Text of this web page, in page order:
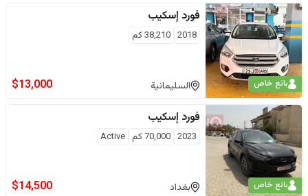
بائع خاص
فورد إسكيب
2018
38,210كم
السليمانية $13,000
بائع خاص
فورد إسكيب
2023
70,000كم Active
بغداد $14,500